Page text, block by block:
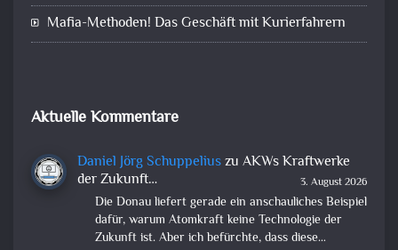
Mafia-Methoden! Das Geschäft mit Kurierfahrern
Aktuelle Kommentare
Daniel Jörg Schuppeliuszu AKWs Kraftwerke
der Zukunft…
3. August 2026
Die Donau liefert gerade ein anschauliches Beispiel
dafür, warum Atomkraft keine Technologie der
Zukunft ist. Aber ich befürchte, dass diese…